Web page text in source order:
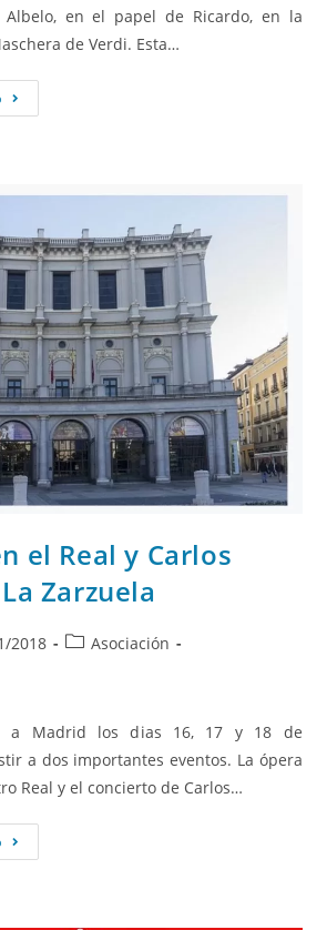
en el papel de Ricardo, en la
de Verdi. Esta…
el Real y Carlos
Zarzuela
2018
Asociación
a Madrid los dias 16, 17 y 18 de
a dos importantes eventos. La ópera
Real y el concierto de Carlos…